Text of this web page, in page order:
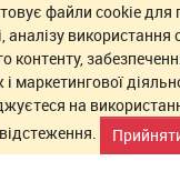
файли cookie для
аналізу використання
контенту,
маркетингової
на